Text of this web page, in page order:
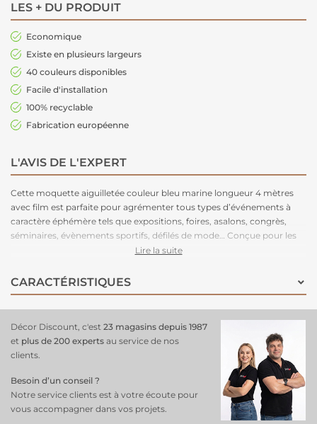
LES + DU PRODUIT
Economique
Existe en plusieurs largeurs
40 couleurs disponibles
Facile d'installation
100% recyclable
Fabrication européenne
L'AVIS DE L'EXPERT
Cette moquette aiguilletée couleur bleu marine longueur 4 mètres
avec film est parfaite pour agrémenter tous types d’événements à
caractère éphémère tels que expositions, foires, asalons, congrès,
séminaires, évènements sportifs, défilés de mode… Conçue pour les
grands volumes de pose, cette moquette est légère à manipuler,
face. Très stable, cette moquette peut être posée en bord à bord ou
en superposé. Parce que le respect de l’environnement est la priorité
moquette 100% recyclable, permettant un recyclage total après
Lire la suite
CARACTÉRISTIQUES
Décor Discount, c'est 23 magasins depuis 1987
et plus de 200 experts au service de nos
clients.
Besoin d’un conseil ?
Notre service clients est à votre écoute pour
vous accompagner dans vos projets.